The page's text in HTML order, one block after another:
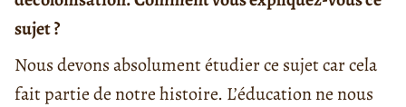
sujet ?
Nous devons absolument étudier ce sujet car cela
fait partie de notre histoire. L’éducation ne nous